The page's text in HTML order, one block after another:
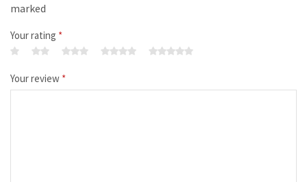
marked
Your rating *
Your review *